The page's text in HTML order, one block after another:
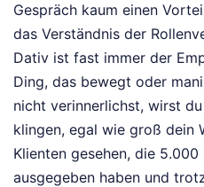
Gespräch kaum einen
das Verständnis der
Dativ ist fast immer der
Ding, das bewegt oder
nicht verinnerlichst, wirst
klingen, egal wie groß dein
Klienten gesehen, die
ausgegeben haben und